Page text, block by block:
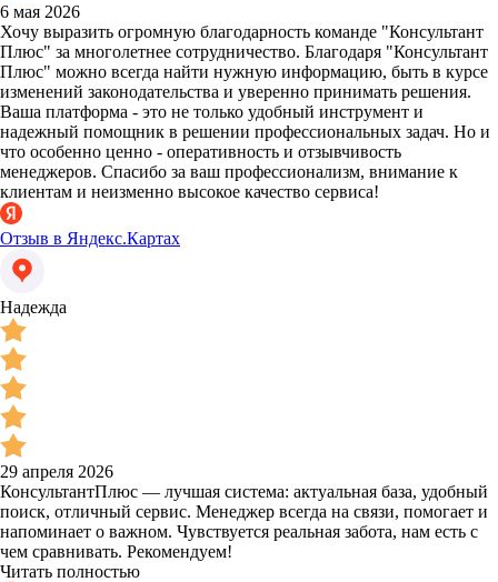
6 мая 2026
Хочу выразить огромную благодарность команде "Консультант
Плюс" за многолетнее сотрудничество. Благодаря "Консультант
Плюс" можно всегда найти нужную информацию, быть в курсе
изменений законодательства и уверенно принимать решения.
Ваша платформа - это не только удобный инструмент и
надежный помощник в решении профессиональных задач. Но и
что особенно ценно - оперативность и отзывчивость
менеджеров. Спасибо за ваш профессионализм, внимание к
клиентам и неизменно высокое качество сервиса!
Отзыв в Яндекс.Картах
Надежда
29 апреля 2026
КонсультантПлюс — лучшая система: актуальная база, удобный
поиск, отличный сервис. Менеджер всегда на связи, помогает и
напоминает о важном. Чувствуется реальная забота, нам есть с
чем сравнивать. Рекомендуем!
Читать полностью